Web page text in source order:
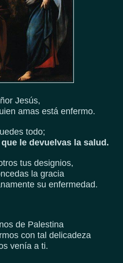
Jesús,
amas está enfermo.
todo;
le devuelvas la salud.
tus designios,
la gracia
su enfermedad.
de Palestina
con tal delicadeza
venía a ti.